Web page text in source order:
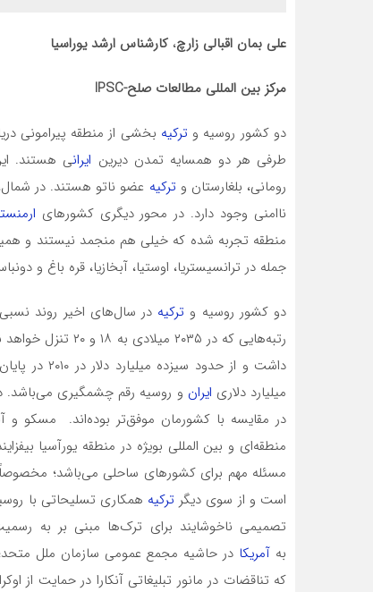
علی بمان اقبالی زارچ، کارشناس ارشد یوراسیا
مرکز بین المللی مطالعات صلح-IPSC
دو کشور روسیه و ترکیه بخشی از منطقه پیرامونی
طرفی هر دو همسایه تمدن دیرین ایرانی هستند.
رومانی، بلغارستان و ترکیه عضو ناتو هستند. در
ناامنی وجود دارد. در محور دیگری کشورهای
منطقه تجربه شده که خیلی هم منجمد نیستند و
جمله در ترانسیستریا، اوستیا، آبخازیا، قره باغ و
دو کشور روسیه و ترکیه
رتبه‌هایی که در
میلیارد دلاری ایران و روسیه رقم چشمگیری می‌باشد.
در مقایسه با کشورمان موفق‌تر بوده‌اند. مسکو و
منطقه‌ای و بین المللی بویژه در منطقه یورآسیا
مسئله مهم برای کشورهای ساحلی می‌باشد؛
است و از سوی دیگر ترکیه
تصمیمی ناخوشایند برای ترک‌ها مبنی بر به
به آمریکا در حاشیه مجمع عمومی سازمان ملل
که تناقضات در مانور تبلیغاتی آنکارا در حمایت از